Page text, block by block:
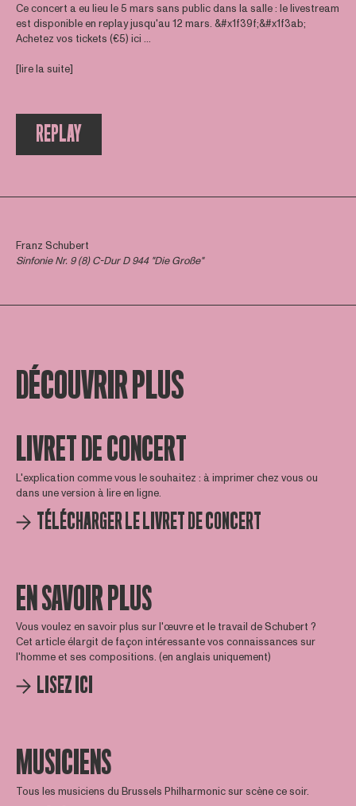
Ce concert a eu lieu le 5 mars sans public dans la salle : le livestream
est disponible en replay jusqu'au 12 mars. &#x1f39f;️&#x1f3ab;
Achetez vos tickets (€5) ici ...
[lire la suite]
REPLAY
Franz Schubert
Sinfonie Nr. 9 (8) C-Dur D 944 "Die Große"
DÉCOUVRIR PLUS
LIVRET DE CONCERT
L'explication comme vous le souhaitez : à imprimer chez vous ou
dans une version à lire en ligne.
TÉLÉCHARGER LE LIVRET DE CONCERT
EN SAVOIR PLUS
Vous voulez en savoir plus sur l'œuvre et le travail de Schubert ?
Cet article élargit de façon intéressante vos connaissances sur
l'homme et ses compositions. (en anglais uniquement)
LISEZ ICI
MUSICIENS
Tous les musiciens du Brussels Philharmonic sur scène ce soir.